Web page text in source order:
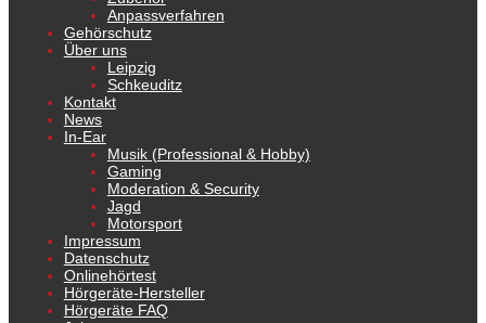
Anpassverfahren
Gehörschutz
Über uns
Leipzig
Schkeuditz
Kontakt
News
In-Ear
Musik (Professional & Hobby)
Gaming
Moderation & Security
Jagd
Motorsport
Impressum
Datenschutz
Onlinehörtest
Hörgeräte-Hersteller
Hörgeräte FAQ